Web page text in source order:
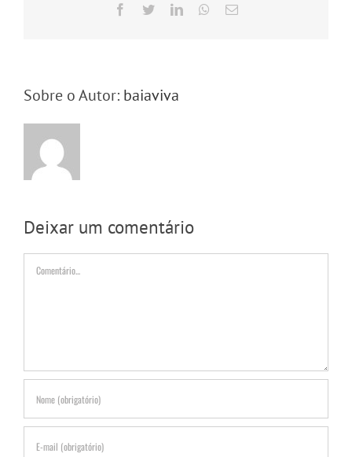
Facebook
TwitterLinkedInWhatsApp
E-
Sobre o Autor: baiaviva
Deixar um comentário
Comentário